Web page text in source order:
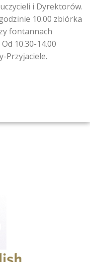
i Dyrektorów.
10.00 zbiórka
fontannach
10.30-14.00
Przyjaciele.